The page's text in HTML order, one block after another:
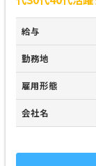
給与
勤務地
雇用形態
会社名